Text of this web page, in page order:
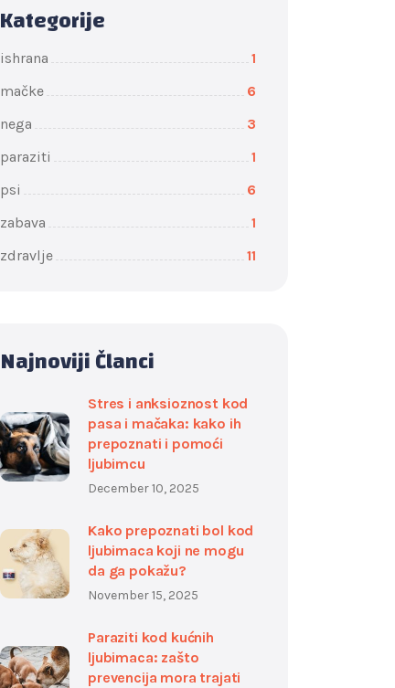
Kategorije
ishrana
1
mačke
6
nega
3
paraziti
1
psi
6
zabava
1
zdravlje
11
Najnoviji Članci
Stres i anksioznost kod
pasa i mačaka: kako ih
prepoznati i pomoći
ljubimcu
December 10, 2025
Kako prepoznati bol kod
ljubimaca koji ne mogu
da ga pokažu?
November 15, 2025
Paraziti kod kućnih
ljubimaca: zašto
prevencija mora trajati